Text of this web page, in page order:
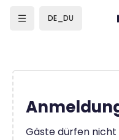
DE_DU
Gäste dürfen